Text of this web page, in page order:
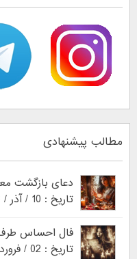
مطالب پیشنهادی
دعای بازگشت
تاریخ : 10 / آذر / 1403
فال احساس
تاریخ : 02 / فروردین / 1403